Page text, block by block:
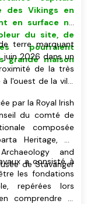
des Vikings en
en surface ne
du site, de
pourraient
grande maison
terre marquant
2026 dans un
de la très
l'ouest de la ville
par la Royal Irish
du comté de
composée
Heritage, du
and
de Stavanger
a consisté à
les fondations
repérées lors
comprendre la